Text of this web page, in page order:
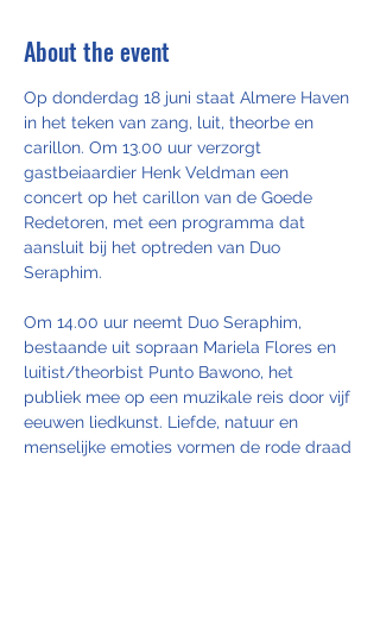
About the event
Op donderdag 18 juni staat Almere Haven
in het teken van zang, luit, theorbe en
carillon. Om 13.00 uur verzorgt
gastbeiaardier Henk Veldman een
concert op het carillon van de Goede
Redetoren, met een programma dat
aansluit bij het optreden van Duo
Seraphim.
Om 14.00 uur neemt Duo Seraphim,
bestaande uit sopraan Mariela Flores en
luitist/theorbist Punto Bawono, het
publiek mee op een muzikale reis door vijf
eeuwen liedkunst. Liefde, natuur en
menselijke emoties vormen de rode draad